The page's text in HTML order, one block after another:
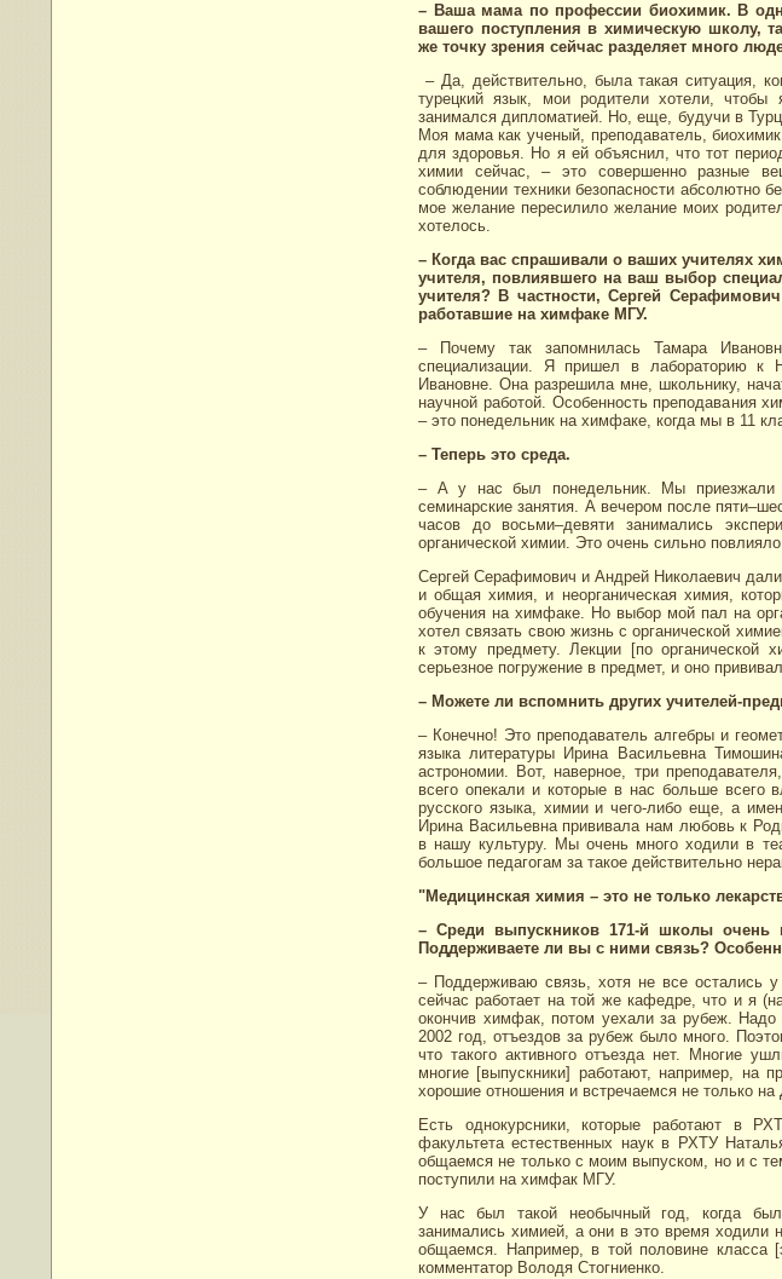
– Ваша мама по профессии биохимик. В
вашего поступления в химическую школу,
же точку зрения сейчас разделяет много
– Да, действительно, была такая ситуация,
турецкий язык, мои родители хотели,
занимался дипломатией. Но, еще, будучи в
Моя мама как ученый, преподаватель,
для здоровья. Но я ей объяснил, что тот
химии сейчас, – это совершенно разные
соблюдении техники безопасности абсолютно
мое желание пересилило желание моих
хотелось.
– Когда вас спрашивали о ваших учителях
учителя, повлиявшего на ваш выбор
учителя? В частности, Сергей
работавшие на химфаке МГУ.
– Почему так запомнилась Тамара
специализации. Я пришел в лабораторию к
Ивановне. Она разрешила мне, школьнику,
научной работой. Особенность преподавания
– это понедельник на химфаке, когда мы в 11
– Теперь это среда.
– А у нас был понедельник. Мы приезжали
семинарские занятия. А вечером после
часов до восьми–девяти занимались
органической химии. Это очень сильно
Сергей Серафимович и Андрей Николаевич
и общая химия, и неорганическая химия,
обучения на химфаке. Но выбор мой пал на
хотел связать свою жизнь с органической
к этому предмету. Лекции [по органической
серьезное погружение в предмет, и оно
– Можете ли вспомнить других учителей-
– Конечно! Это преподаватель алгебры и
языка литературы Ирина Васильевна
астрономии. Вот, наверное, три
всего опекали и которые в нас больше всего
русского языка, химии и чего-либо еще, а
Ирина Васильевна прививала нам любовь к
в нашу культуру. Мы очень много ходили в
большое педагогам за такое действительно
"Медицинская химия – это не только
– Среди выпускников 171-й школы очень
Поддерживаете ли вы с ними связь?
– Поддерживаю связь, хотя не все остались
сейчас работает на той же кафедре, что и я
окончив химфак, потом уехали за рубеж.
2002 год, отъездов за рубеж было много.
что такого активного отъезда нет. Многие
многие [выпускники] работают, например, на
хорошие отношения и встречаемся не только
Есть однокурсники, которые работают в
факультета естественных наук в РХТУ
общаемся не только с моим выпуском, но и с
поступили на химфак МГУ.
У нас был такой необычный год, когда
занимались химией, а они в это время
общаемся. Например, в той половине класса
комментатор Володя Стогниенко.